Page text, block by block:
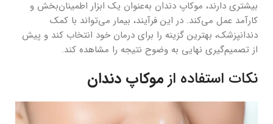
بیشتری دارند، موکاپ دندان به‌عنوان یک ابزار اطمینان‌بخش و
کارآمد عمل می‌کند. در این فرآیند، بیمار می‌تواند با کمک
دندانپزشک، بهترین گزینه را برای درمان خود انتخاب کند و پیش
از تصمیم‌گیری نهایی به وضوح نتیجه را مشاهده کند.
نکات استفاده ازموکاپ دندان